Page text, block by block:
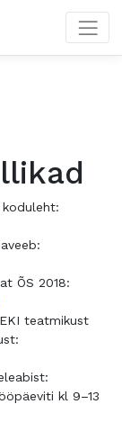
ÕS 2018:
teatmikust
kl 9–13